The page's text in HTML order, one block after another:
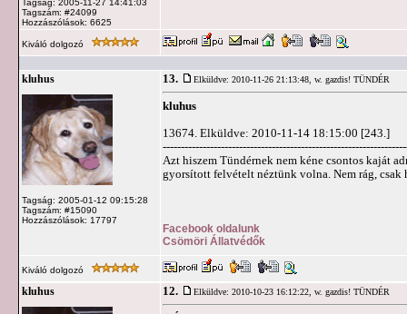
Tagság: 2005-11-27 14:41:03
Tagszám: #24099
Hozzászólások: 6625
Kiváló dolgozó
kluhus
Tagság: 2005-01-12 09:15:28
Tagszám: #15090
Hozzászólások: 17797
13. Elküldve: 2010-11-26 21:13:48, w. gazdis! TÜNDÉR
kluhus
13674. Elküldve: 2010-11-14 18:15:00 [243.]
Azt hiszem Tündérnek nem kéne csontos kaját
gyorsított felvételt néztünk volna. Nem rág, csak
Facebook oldalunk
Csömöri Állatvédők
Kiváló dolgozó
kluhus 12. Elküldve: 2010-10-23 16:12:22, w. gazdis! TÜNDÉR